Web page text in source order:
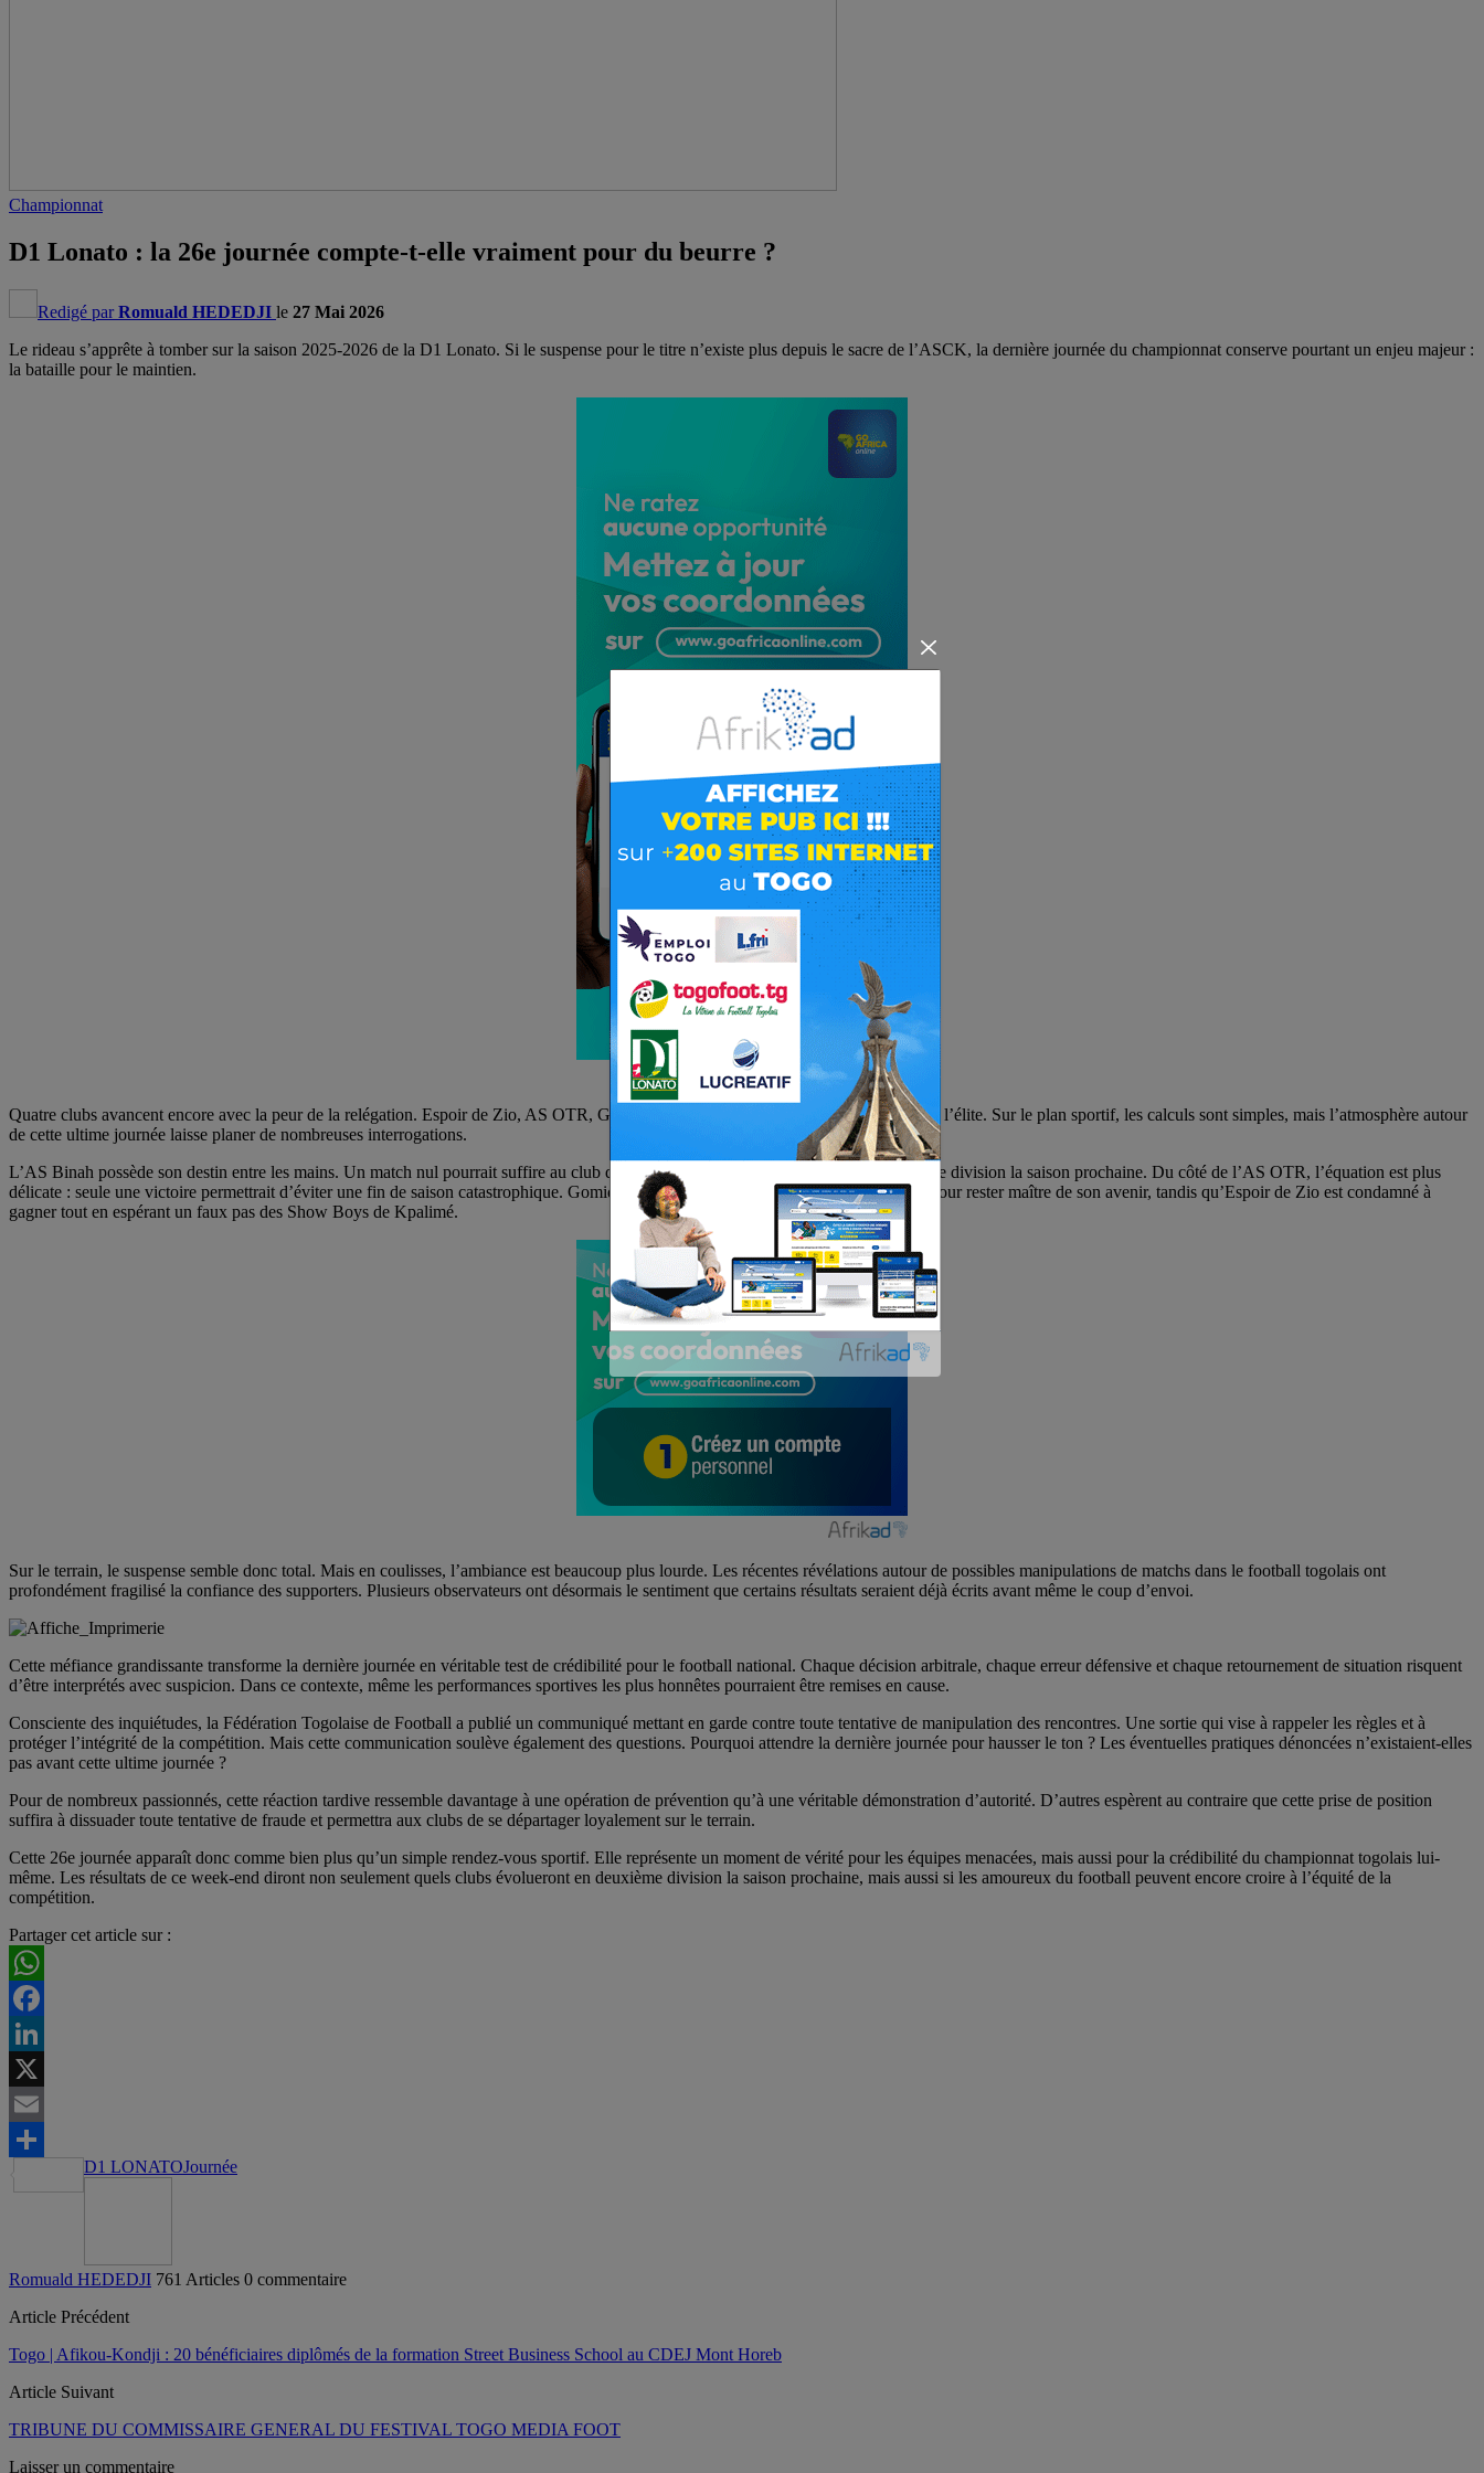
Championnat
D1 Lonato : la 26e journée compte-t-elle vraiment pour du beurre ?
Redigé par Romuald HEDEDJI le 27 Mai 2026
Le rideau s’apprête à tomber sur la saison 2025-2026 de la D1 Lonato. Si le suspense pour le titre n’existe plus depuis le sacre de l’ASCK, la dernière journée du championnat conserve pourtant un enjeu majeur :
la bataille pour le maintien.
Quatre clubs avancent encore avec la peur de la relégation. Espoir de Zio, AS OTR, Gomido FC et AS Binah jouent leur survie parmi l’élite. Sur le plan sportif, les calculs sont simples, mais l’atmosphère autour
de cette ultime journée laisse planer de nombreuses interrogations.
L’AS Binah possède son destin entre les mains. Un match nul pourrait suffire au club de Pagouda pour assurer sa présence en première division la saison prochaine. Du côté de l’AS OTR, l’équation est plus
délicate : seule une victoire permettrait d’éviter une fin de saison catastrophique. Gomido FC, de son côté, n’a besoin que d’un point pour rester maître de son avenir, tandis qu’Espoir de Zio est condamné à
gagner tout en espérant un faux pas des Show Boys de Kpalimé.
Sur le terrain, le suspense semble donc total. Mais en coulisses, l’ambiance est beaucoup plus lourde. Les récentes révélations autour de possibles manipulations de matchs dans le football togolais ont
profondément fragilisé la confiance des supporters. Plusieurs observateurs ont désormais le sentiment que certains résultats seraient déjà écrits avant même le coup d’envoi.
Cette méfiance grandissante transforme la dernière journée en véritable test de crédibilité pour le football national. Chaque décision arbitrale, chaque erreur défensive et chaque retournement de situation risquent
d’être interprétés avec suspicion. Dans ce contexte, même les performances sportives les plus honnêtes pourraient être remises en cause.
Consciente des inquiétudes, la Fédération Togolaise de Football a publié un communiqué mettant en garde contre toute tentative de manipulation des rencontres. Une sortie qui vise à rappeler les règles et à
protéger l’intégrité de la compétition. Mais cette communication soulève également des questions. Pourquoi attendre la dernière journée pour hausser le ton ? Les éventuelles pratiques dénoncées n’existaient-elles
pas avant cette ultime journée ?
Pour de nombreux passionnés, cette réaction tardive ressemble davantage à une opération de prévention qu’à une véritable démonstration d’autorité. D’autres espèrent au contraire que cette prise de position
suffira à dissuader toute tentative de fraude et permettra aux clubs de se départager loyalement sur le terrain.
Cette 26e journée apparaît donc comme bien plus qu’un simple rendez-vous sportif. Elle représente un moment de vérité pour les équipes menacées, mais aussi pour la crédibilité du championnat togolais lui-
même. Les résultats de ce week-end diront non seulement quels clubs évolueront en deuxième division la saison prochaine, mais aussi si les amoureux du football peuvent encore croire à l’équité de la
compétition.
Partager cet article sur :
WhatsApp
Facebook
LinkedIn
X
Email
Partager
D1 LONATOJournée
Romuald HEDEDJI 761 Articles 0 commentaire
Article Précédent
Togo | Afikou-Kondji : 20 bénéficiaires diplômés de la formation Street Business School au CDEJ Mont Horeb
Article Suivant
TRIBUNE DU COMMISSAIRE GENERAL DU FESTIVAL TOGO MEDIA FOOT
Laisser un commentaire